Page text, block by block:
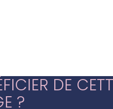
DE
?